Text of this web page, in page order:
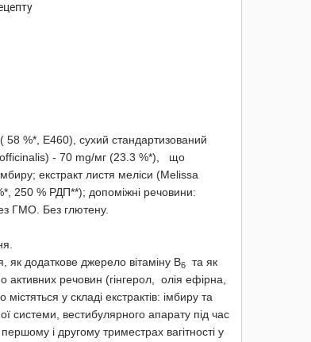
58 %*, Е460), сухий стандартизований
officinalis) - 70 mg/мг (23.3 %*), що
екстракт листя меліси (Melissa
250 % РДП**); допоміжні речовини:
ГМО. Без глютену.
як додаткове джерело вітаміну В6та як
активних речовин (гінгерол, олія ефірна,
у складі екстрактів: імбиру та
системи, вестибулярного апарату під час
і другому триместрах вагітності у